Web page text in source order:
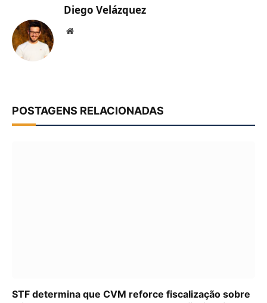
Diego Velázquez
Website
POSTAGENS RELACIONADAS
STF determina que CVM reforce fiscalização sobre